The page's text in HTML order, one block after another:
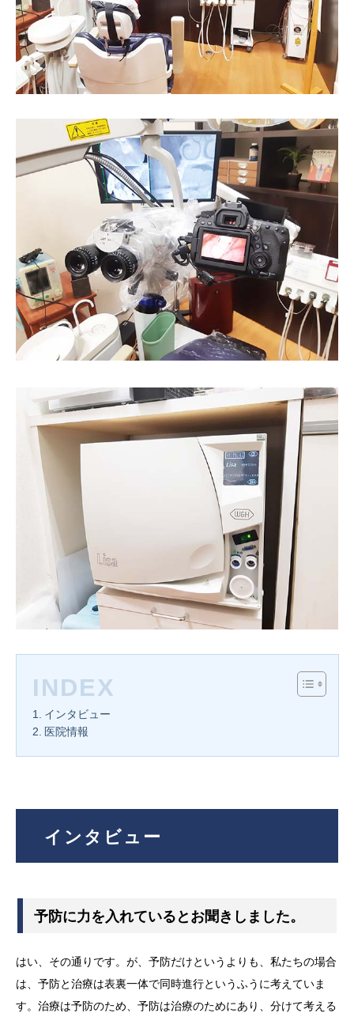
INDEX
インタビュー
医院情報
インタビュー
予防に力を入れているとお聞きしました。
はい、その通りです。が、予防だけというよりも、私たちの場合
は、予防と治療は表裏一体で同時進行というふうに考えていま
す。治療は予防のため、予防は治療のためにあり、分けて考える